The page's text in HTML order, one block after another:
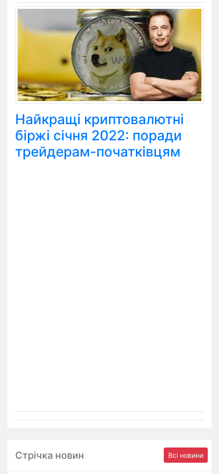
Найкращі криптовалютні
біржі січня 2022: поради
трейдерам-початківцям
Стрічка новин Всі новини